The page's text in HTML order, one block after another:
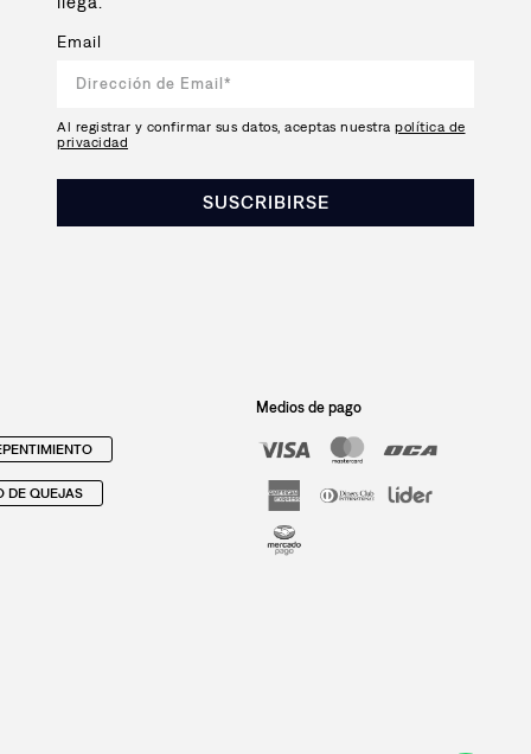
Email
Al registrar y confirmar sus datos, aceptas nuestra política de
privacidad
SUSCRIBIRSE
DE QUEJAS
Medios de pago